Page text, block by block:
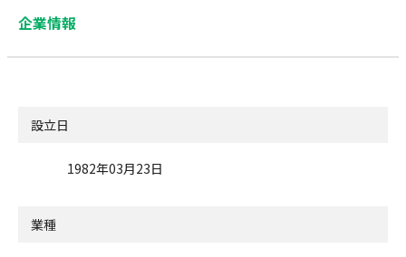
企業情報
設立日
1982年03月23日
業種